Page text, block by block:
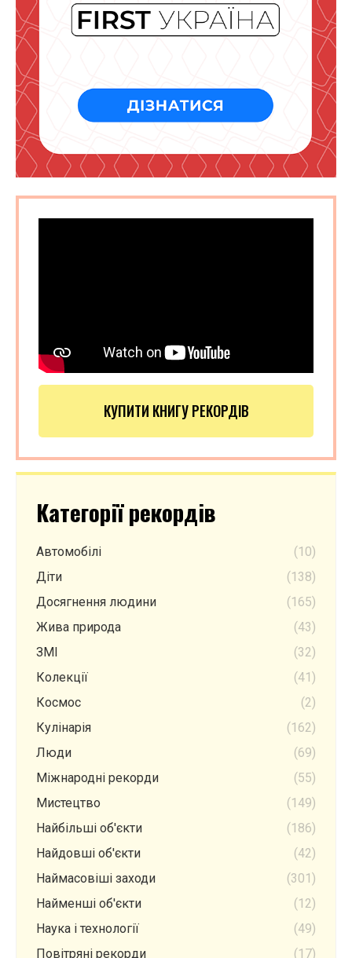
КУПИТИ КНИГУ РЕКОРДІВ
Категорії рекордів
Автомобілі
(10)
Діти
(138)
Досягнення людини
(165)
Жива природа
(43)
ЗМІ
(32)
Колекції
(41)
Космос
(2)
Кулінарія
(162)
Люди
(69)
Міжнародні рекорди
(55)
Мистецтво
(149)
Найбільші об'єкти
(186)
Найдовші об'єкти
(42)
Наймасовіші заходи
(301)
Найменші об'єкти
(12)
Наука і технології
(49)
Повітряні рекорди
(17)